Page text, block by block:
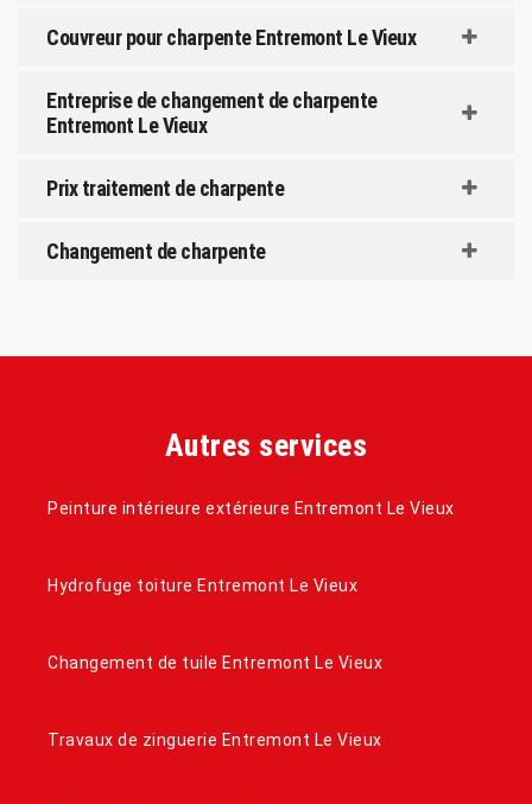
Couvreur pour charpente Entremont Le Vieux
Entreprise de changement de charpente
Entremont Le Vieux
Prix traitement de charpente
Changement de charpente
Autres services
Peinture intérieure extérieure Entremont Le Vieux
Hydrofuge toiture Entremont Le Vieux
Changement de tuile Entremont Le Vieux
Travaux de zinguerie Entremont Le Vieux